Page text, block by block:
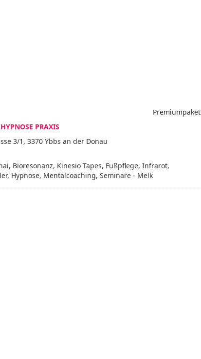
Premiumpaket
PRAXIS
3/1, 3370 Ybbs an der Donau
Bioresonanz, Kinesio Tapes, Fußpflege, Infrarot,
Hypnose, Mentalcoaching, Seminare - Melk